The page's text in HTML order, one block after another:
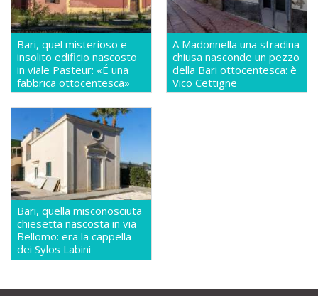
Bari, quel misterioso e
insolito edificio nascosto
in viale Pasteur: «É una
fabbrica ottocentesca»
A Madonnella una stradina
chiusa nasconde un pezzo
della Bari ottocentesca: è
Vico Cettigne
Bari, quella misconosciuta
chiesetta nascosta in via
Bellomo: era la cappella
dei Sylos Labini